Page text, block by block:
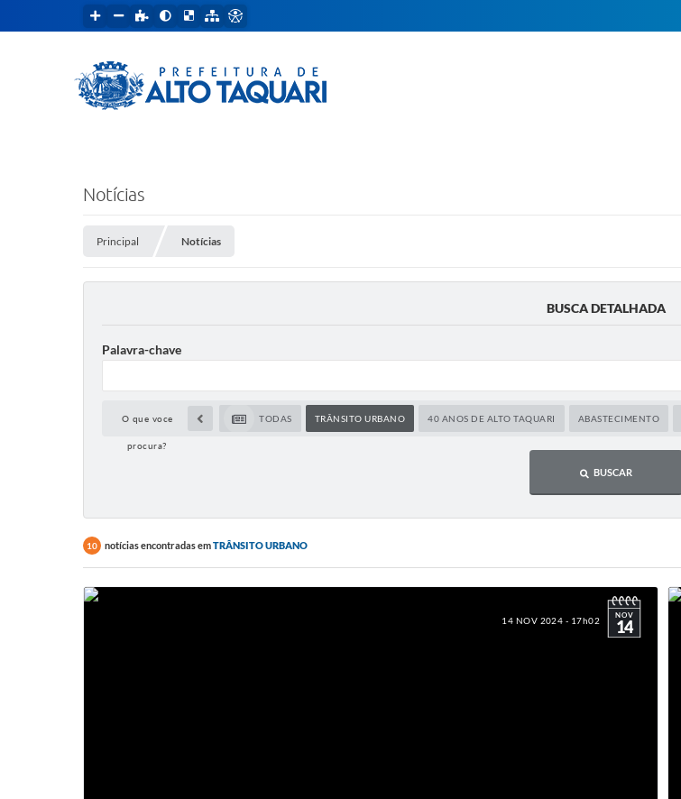
Notícias
Principal Notícias
BUSCA DETALHADA
Palavra-chave
O que voce
procura?
TODAS TRÂNSITO URBANO 40 ANOS DE ALTO TAQUARI ABASTECIMENTO
BUSCAR
10 notícias encontradas emTRÂNSITO URBANO
14 NOV 2024 - 17h02 NOV
14